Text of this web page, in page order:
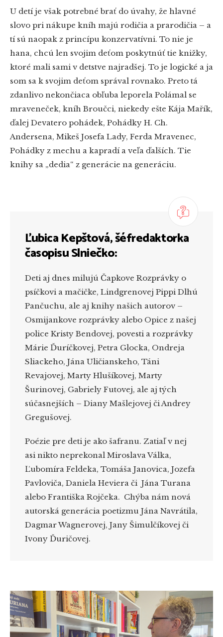
U detí je však potrebné brať do úvahy, že hlavné
slovo pri nákupe kníh majú rodičia a prarodičia – a
tí sú naopak z princípu konzervatívni. To nie je
hana, chcú len svojim deťom poskytnúť tie knižky,
ktoré mali sami v detstve najradšej. To je logické a ja
som sa k svojim deťom správal rovnako. Preto tá
zdanlivo nekončiaca obľuba leporela Polámal se
mraveneček, kníh Broučci, niekedy ešte Kája Mařík,
ďalej Devatero pohádek, Pohádky H. Ch.
Andersena, Mikeš Josefa Lady, Ferda Mravenec,
Pohádky z mechu a kapradí a veľa ďalších. Tie
knihy sa „dedia“ z generácie na generáciu.
Ľubica Kepštová, šéfredaktorka
časopisu Slniečko:
Deti aj dnes milujú Čapkove Rozprávky o
psíčkovi a mačičke, Lindgrenovej Pippi Dlhú
Pančuchu, ale aj knihy našich autorov –
Osmijankove rozprávky alebo Opice z našej
police Kristy Bendovej, povesti a rozprávky
Márie Ďuríčkovej, Petra Glocka, Ondreja
Sliackeho, Jána Uličianskeho, Táni
Revajovej, Marty Hlušíkovej, Marty
Šurinovej, Gabriely Futovej, ale aj tých
súčasnejších – Diany Mašlejovej či Andrey
Gregušovej.
Poézie pre deti je ako šafranu. Zatiaľ v nej
asi nikto neprekonal Miroslava Válka,
Ľubomíra Feldeka, Tomáša Janovica, Jozefa
Pavloviča, Daniela Heviera či Jána Turana
alebo Františka Rojčeka. Chýba nám nová
autorská generácia poetizmu Jána Navrátila,
Dagmar Wagnerovej, Jany Šimulčíkovej či
Ivony Ďuričovej.